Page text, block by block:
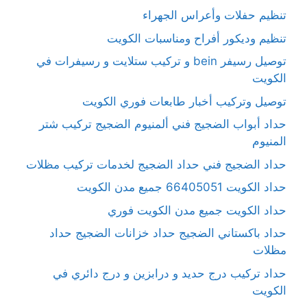
تنظيم حفلات وأعراس الجهراء
تنظيم وديكور أفراح ومناسبات الكويت
توصيل رسيفر bein و تركيب ستلايت و رسيفرات في
الكويت
توصيل وتركيب أخبار طابعات فوري الكويت
حداد أبواب الضجيج فني ألمنيوم الضجيج تركيب شتر
المنيوم
حداد الضجيج فني حداد الضجيج لخدمات تركيب مظلات
حداد الكويت 66405051 جميع مدن الكويت
حداد الكويت جميع مدن الكويت فوري
حداد باكستاني الضجيج حداد خزانات الضجيج حداد
مظلات
حداد تركيب درج حديد و درابزين و درج دائري في
الكويت